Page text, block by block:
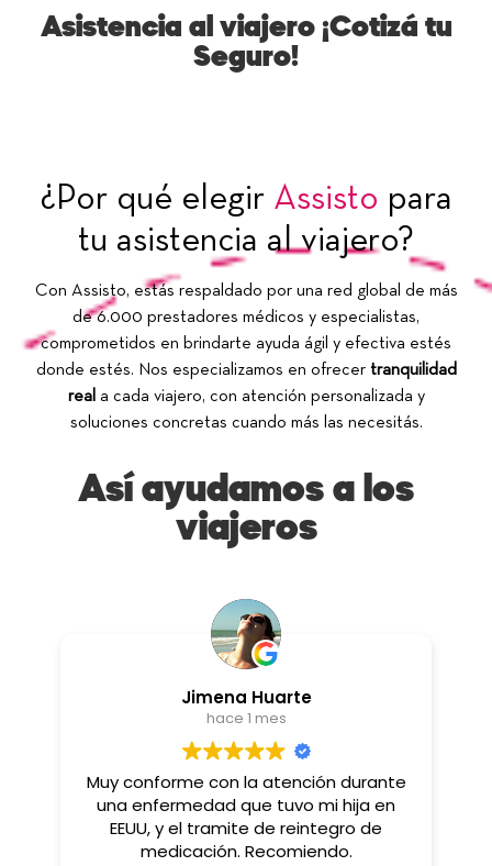
Asistencia al viajero ¡Cotizá tu
Seguro!
¿Por qué elegir Assisto para
tu asistencia al viajero?
Con Assisto, estás respaldado por una red global de más
de 6.000 prestadores médicos y especialistas,
comprometidos en brindarte ayuda ágil y efectiva estés
donde estés. Nos especializamos en ofrecertranquilidad
reala cada viajero, con atención personalizada y
soluciones concretas cuando más las necesitás.
Así ayudamos a los
viajeros
con la atención durante
que tuvo mi hija en
y el tramite de reintegro de
medicación. Recomiendo.
Excelente servicio. En donde me
encontraba de vacaciones, no tenía
acceso a un médico, fuimos a
de salud y me